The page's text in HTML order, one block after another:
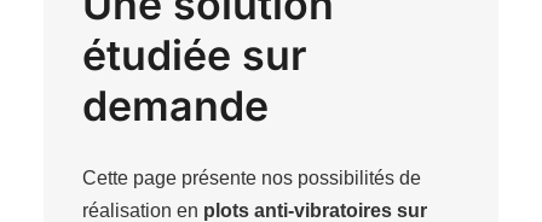
étudiée sur
demande
Cette page présente nos possibilités de
réalisation en plots anti-vibratoires sur